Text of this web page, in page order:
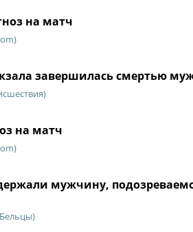
на матч
завершилась смертью
на матч
мужчину,
Бельцы)